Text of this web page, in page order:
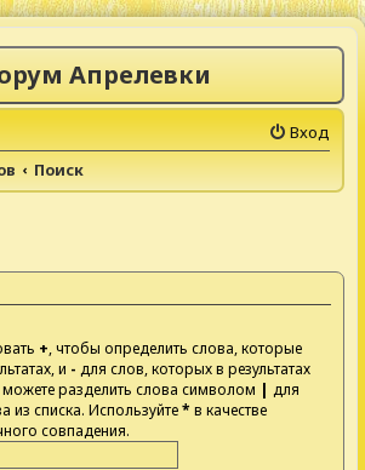
Апрелевки
Вход
Поиск
+, чтобы определить слова, которые
и - для слов, которых в результатах
разделить слова символом | для
из списка. Используйте* в качестве
совпадения.